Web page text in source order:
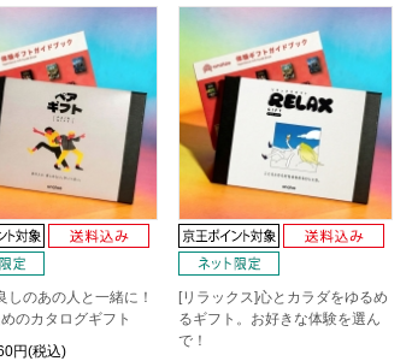
しのあの人と一緒に！
のカタログギフト
円(税込)
[リラックス]心とカラダをゆるめ
るギフト。お好きな体験を選ん
で！